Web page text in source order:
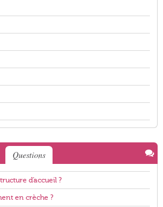
Questions
d'accueil ?
en crèche ?